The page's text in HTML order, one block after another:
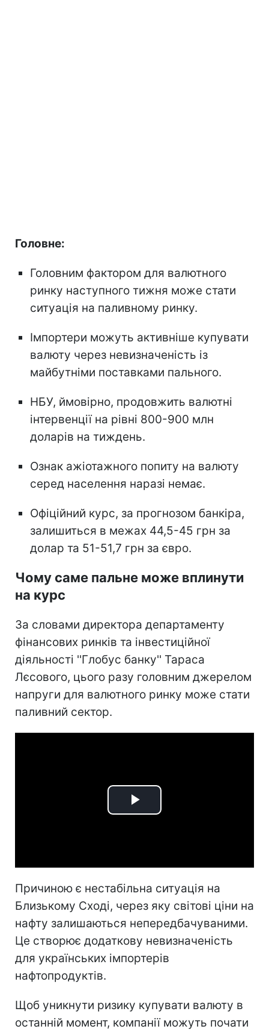
Головне:
Головним фактором для валютного
ринку наступного тижня може стати
ситуація на паливному ринку.
Імпортери можуть активніше купувати
валюту через невизначеність із
майбутніми поставками пального.
НБУ, ймовірно, продовжить валютні
інтервенції на рівні 800-900 млн
доларів на тиждень.
Ознак ажіотажного попиту на валюту
серед населення наразі немає.
Офіційний курс, за прогнозом банкіра,
залишиться в межах 44,5-45 грн за
долар та 51-51,7 грн за євро.
Чому саме пальне може вплинути
на курс
За словами директора департаменту
фінансових ринків та інвестиційної
діяльності ''Глобус банку'' Тараса
Лєсового, цього разу головним джерелом
напруги для валютного ринку може стати
паливний сектор.
Play
Причиною є нестабільна ситуація на
Близькому Сході, через яку світові ціни на
нафту залишаються непередбачуваними.
Це створює додаткову невизначеність
для українських імпортерів
нафтопродуктів.
Щоб уникнути ризику купувати валюту в
останній момент, компанії можуть почати